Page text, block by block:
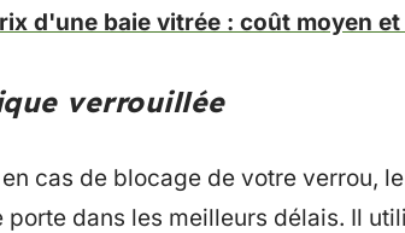
d'une baie vitrée : coût moyen
verrouillée
cas de blocage de votre verrou,
porte dans les meilleurs délais. Il